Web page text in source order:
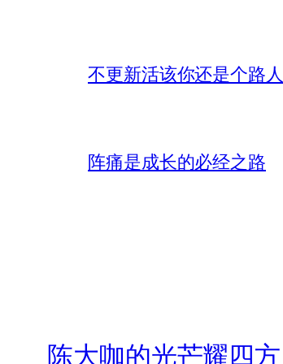
不更新活该你还是个路人
阵痛是成长的必经之路
陈大咖的光芒耀四方